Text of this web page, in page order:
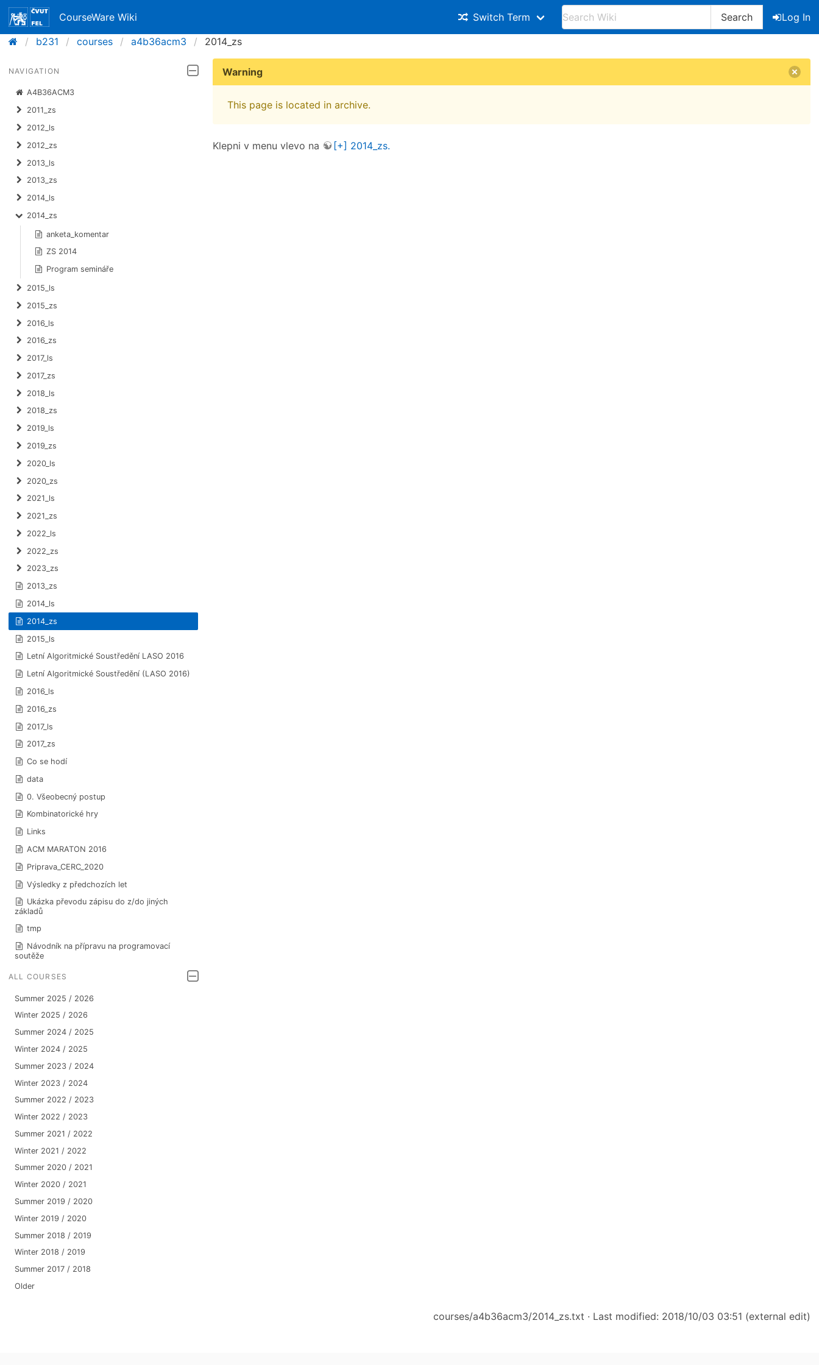
CourseWare Wiki Switch Term Search
Log In
b231
courses a4b36acm3 2014_zs
NAVIGATION
A4B36ACM3
2011_zs
2012_ls
2012_zs
2013_ls
2013_zs
2014_ls
2014_zs
anketa_komentar
ZS 2014
Program semináře
2015_ls
2015_zs
2016_ls
2016_zs
2017_ls
2017_zs
2018_ls
2018_zs
2019_ls
2019_zs
2020_ls
2020_zs
2021_ls
2021_zs
2022_ls
2022_zs
2023_zs
2013_zs
2014_ls
2014_zs
2015_ls
Letní Algoritmické Soustředění LASO 2016
Letní Algoritmické Soustředění (LASO 2016)
2016_ls
2016_zs
2017_ls
2017_zs
Co se hodí
data
0. Všeobecný postup
Kombinatorické hry
Links
ACM MARATON 2016
Priprava_CERC_2020
Výsledky z předchozích let
Ukázka převodu zápisu do z/do jiných
základů
tmp
Návodník na přípravu na programovací
soutěže
ALL COURSES
Summer 2025 / 2026
Winter 2025 / 2026
Summer 2024 / 2025
Winter 2024 / 2025
Summer 2023 / 2024
Winter 2023 / 2024
Summer 2022 / 2023
Winter 2022 / 2023
Summer 2021 / 2022
Winter 2021 / 2022
Summer 2020 / 2021
Winter 2020 / 2021
Summer 2019 / 2020
Winter 2019 / 2020
Summer 2018 / 2019
Winter 2018 / 2019
Summer 2017 / 2018
Older
Warning
This page is located in archive.
Klepni v menu vlevo na [+] 2014_zs.
courses/a4b36acm3/2014_zs.txt · Last modified: 2018/10/03 03:51 (external edit)